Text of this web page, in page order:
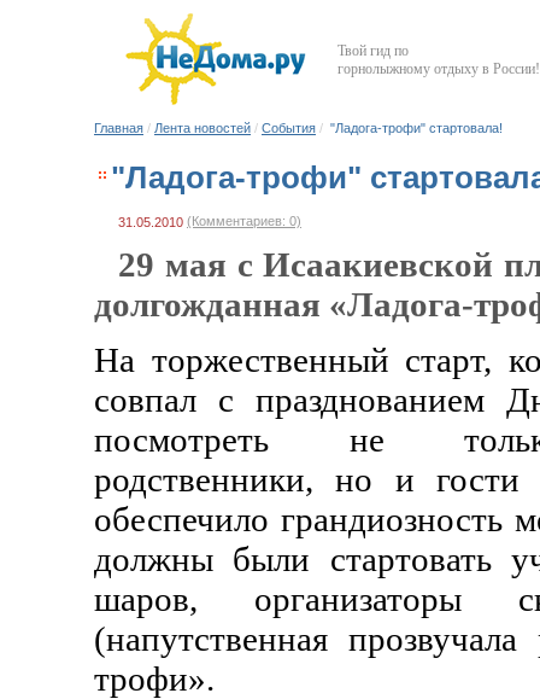
Твой гид по
горнолыжному отдыху в России!
Главная / Лента новостей / События / "Ладога-трофи" стартовала!
"Ладога-трофи"
31.05.2010 (Комментариев: 0)
29 мая с Исаакиевской
долгожданная «Ладога-
На торжественный старт,
совпал с празднованием
посмотреть не
родственники, но и
обеспечило грандиозность
должны были стартовать
шаров, организаторы
(напутственная
трофи».